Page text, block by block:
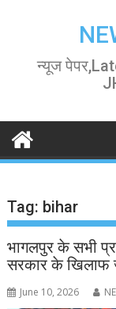
न्यूज
Tag: bihar
भागलपुर के सभी
सरकार के खिलाफ
June 10, 2026